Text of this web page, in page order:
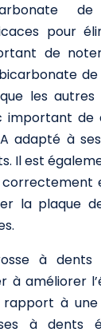
de
pour
de
les
important de
adapté à
Il est
la plaque
à
à améliorer
à
à dents